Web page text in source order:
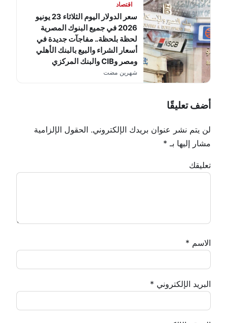
اقتصاد
سعر الدولار اليوم الثلاثاء 23 يونيو
2026 في جميع البنوك المصرية
لحظة بلحظة.. مفاجآت جديدة في
أسعار الشراء والبيع بالبنك الأهلي
ومصر وCIB والبنك المركزي
شهرين مضت
أضف تعليقًا
لن يتم نشر عنوان بريدك الإلكتروني. الحقول الإلزامية
مشار إليها بـ *
تعليقك
الاسم *
البريد الإلكتروني *